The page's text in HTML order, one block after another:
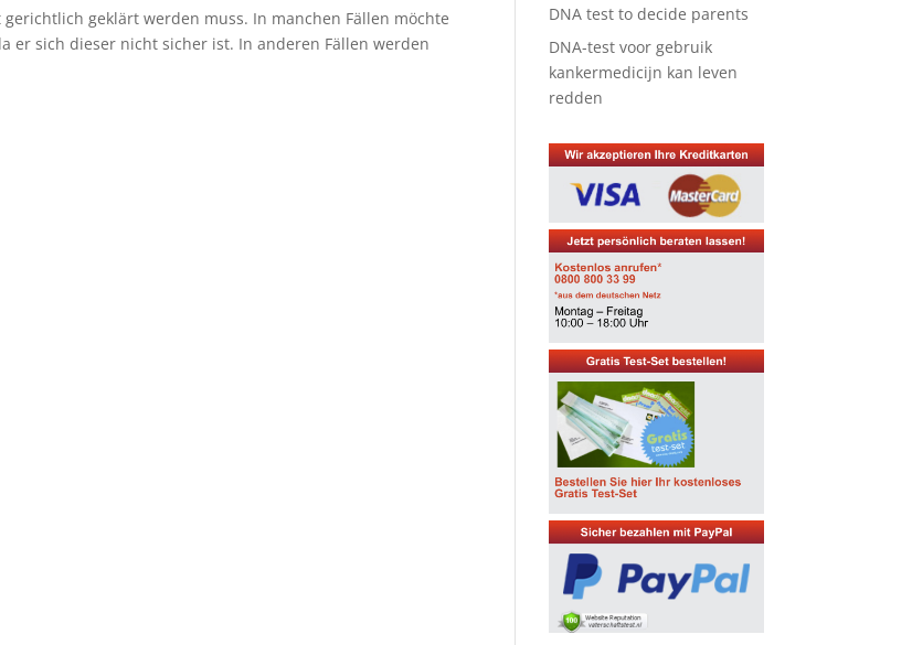
geklärt werden muss. In manchen Fällen möchte
er sich dieser nicht sicher ist. In anderen Fällen werden
DNA test to decide parents
DNA-test voor gebruik
kankermedicijn kan leven
redden